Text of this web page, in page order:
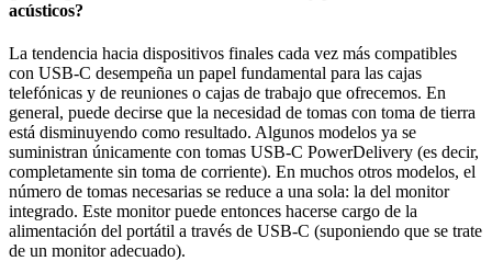
acústicos?
La tendencia hacia dispositivos finales cada vez más compatibles
con USB-C desempeña un papel fundamental para las cajas
telefónicas y de reuniones o cajas de trabajo que ofrecemos. En
general, puede decirse que la necesidad de tomas con toma de tierra
está disminuyendo como resultado. Algunos modelos ya se
suministran únicamente con tomas USB-C PowerDelivery (es decir,
completamente sin toma de corriente). En muchos otros modelos, el
número de tomas necesarias se reduce a una sola: la del monitor
integrado. Este monitor puede entonces hacerse cargo de la
alimentación del portátil a través de USB-C (suponiendo que se trate
de un monitor adecuado).